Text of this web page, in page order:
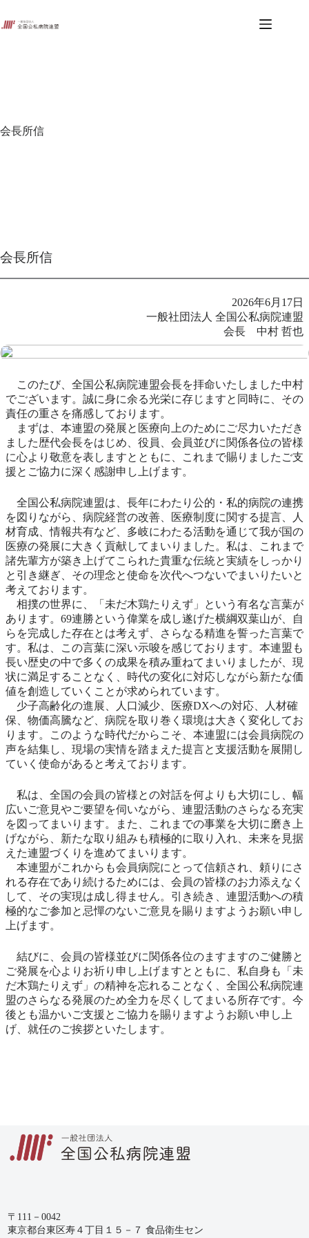
ン
プ
会長所信
会長所信
2026年6月17日
一般社団法人 全国公私病院連盟
会長 中村 哲也
このたび、全国公私病院連盟会長を拝命いたしました中村
でございます。誠に身に余る光栄に存じますと同時に、その
責任の重さを痛感しております。
まずは、本連盟の発展と医療向上のためにご尽力いただき
ました歴代会長をはじめ、役員、会員並びに関係各位の皆様
に心より敬意を表しますとともに、これまで賜りましたご支
援とご協力に深く感謝申し上げます。
全国公私病院連盟は、長年にわたり公的・私的病院の連携
を図りながら、病院経営の改善、医療制度に関する提言、人
材育成、情報共有など、多岐にわたる活動を通じて我が国の
医療の発展に大きく貢献してまいりました。私は、これまで
諸先輩方が築き上げてこられた貴重な伝統と実績をしっかり
と引き継ぎ、その理念と使命を次代へつないでまいりたいと
考えております。
相撲の世界に、「未だ木鶏たりえず」という有名な言葉が
あります。69連勝という偉業を成し遂げた横綱双葉山が、自
らを完成した存在とは考えず、さらなる精進を誓った言葉で
す。私は、この言葉に深い示唆を感じております。本連盟も
長い歴史の中で多くの成果を積み重ねてまいりましたが、現
状に満足することなく、時代の変化に対応しながら新たな価
値を創造していくことが求められています。
少子高齢化の進展、人口減少、医療DXへの対応、人材確
保、物価高騰など、病院を取り巻く環境は大きく変化してお
ります。このような時代だからこそ、本連盟には会員病院の
声を結集し、現場の実情を踏まえた提言と支援活動を展開し
ていく使命があると考えております。
私は、全国の会員の皆様との対話を何よりも大切にし、幅
広いご意見やご要望を伺いながら、連盟活動のさらなる充実
を図ってまいります。また、これまでの事業を大切に磨き上
げながら、新たな取り組みも積極的に取り入れ、未来を見据
えた連盟づくりを進めてまいります。
本連盟がこれからも会員病院にとって信頼され、頼りにさ
れる存在であり続けるためには、会員の皆様のお力添えなく
して、その実現は成し得ません。引き続き、連盟活動への積
極的なご参加と忌憚のないご意見を賜りますようお願い申し
上げます。
結びに、会員の皆様並びに関係各位のますますのご健勝と
ご発展を心よりお祈り申し上げますとともに、私自身も「未
だ木鶏たりえず」の精神を忘れることなく、全国公私病院連
盟のさらなる発展のため全力を尽くしてまいる所存です。今
後とも温かいご支援とご協力を賜りますようお願い申し上
げ、就任のご挨拶といたします。
〒111－0042
東京都台東区寿４丁目１５－７ 食品衛生セン